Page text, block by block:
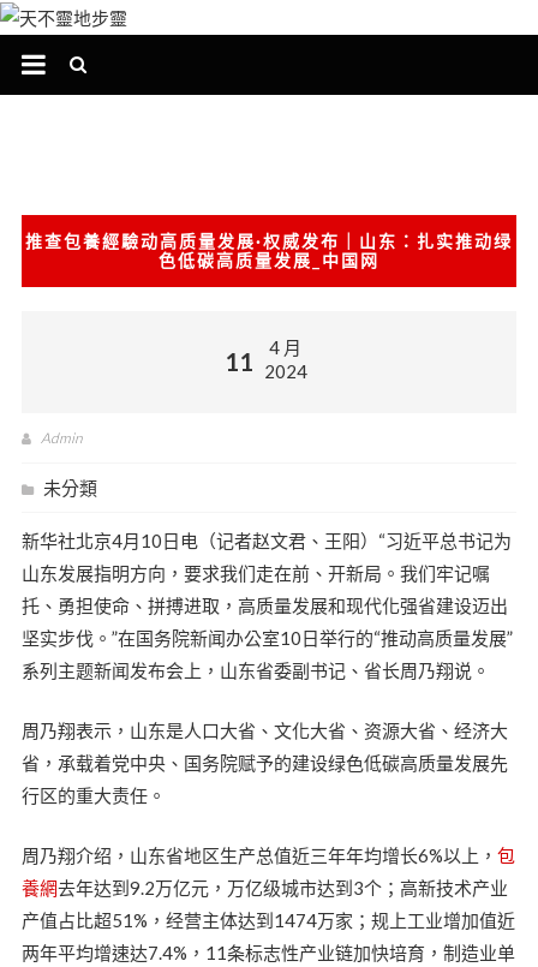
跳
推查包養經驗动高质量发展·权威发布｜山东：扎实推动绿
色低碳高质量发展_中国网
11
4 月
2024
Admin
未分類
新华社北京4月10日电（记者赵文君、王阳）“习近平总书记为
山东发展指明方向，要求我们走在前、开新局。我们牢记嘱
托、勇担使命、拼搏进取，高质量发展和现代化强省建设迈出
坚实步伐。”在国务院新闻办公室10日举行的“推动高质量发展”
系列主题新闻发布会上，山东省委副书记、省长周乃翔说。
周乃翔表示，山东是人口大省、文化大省、资源大省、经济大
省，承载着党中央、国务院赋予的建设绿色低碳高质量发展先
行区的重大责任。
周乃翔介绍，山东省地区生产总值近三年年均增长6%以上， 包
養網去年达到9.2万亿元，万亿级城市达到3个；高新技术产业
产值占比超51%，经营主体达到1474万家；规上工业增加值近
两年平均增速达7.4%，11条标志性产业链加快培育，制造业单